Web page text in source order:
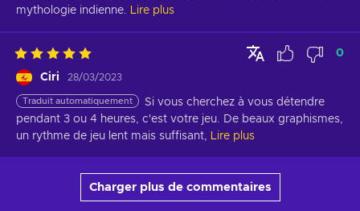
mythologie indienne.
Lire plus
Ciri 28/03/2023
0
Traduit automatiquement
Si vous cherchez à vous détendre
pendant 3 ou 4 heures, c'est votre jeu. De beaux graphismes,
un rythme de jeu lent mais suffisant,
Lire plus
Charger plus de commentaires